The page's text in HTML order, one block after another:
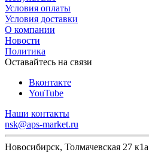
Условия оплаты
Условия доставки
О компании
Новости
Политика
Оставайтесь на связи
Вконтакте
YouTube
Наши контакты
nsk@aps-market.ru
Новосибирск, Толмачевская 27 к1а